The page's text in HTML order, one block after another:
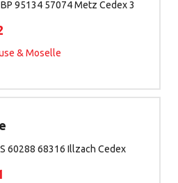
95134 57074 Metz Cedex 3
& Moselle
60288 68316 Illzach Cedex